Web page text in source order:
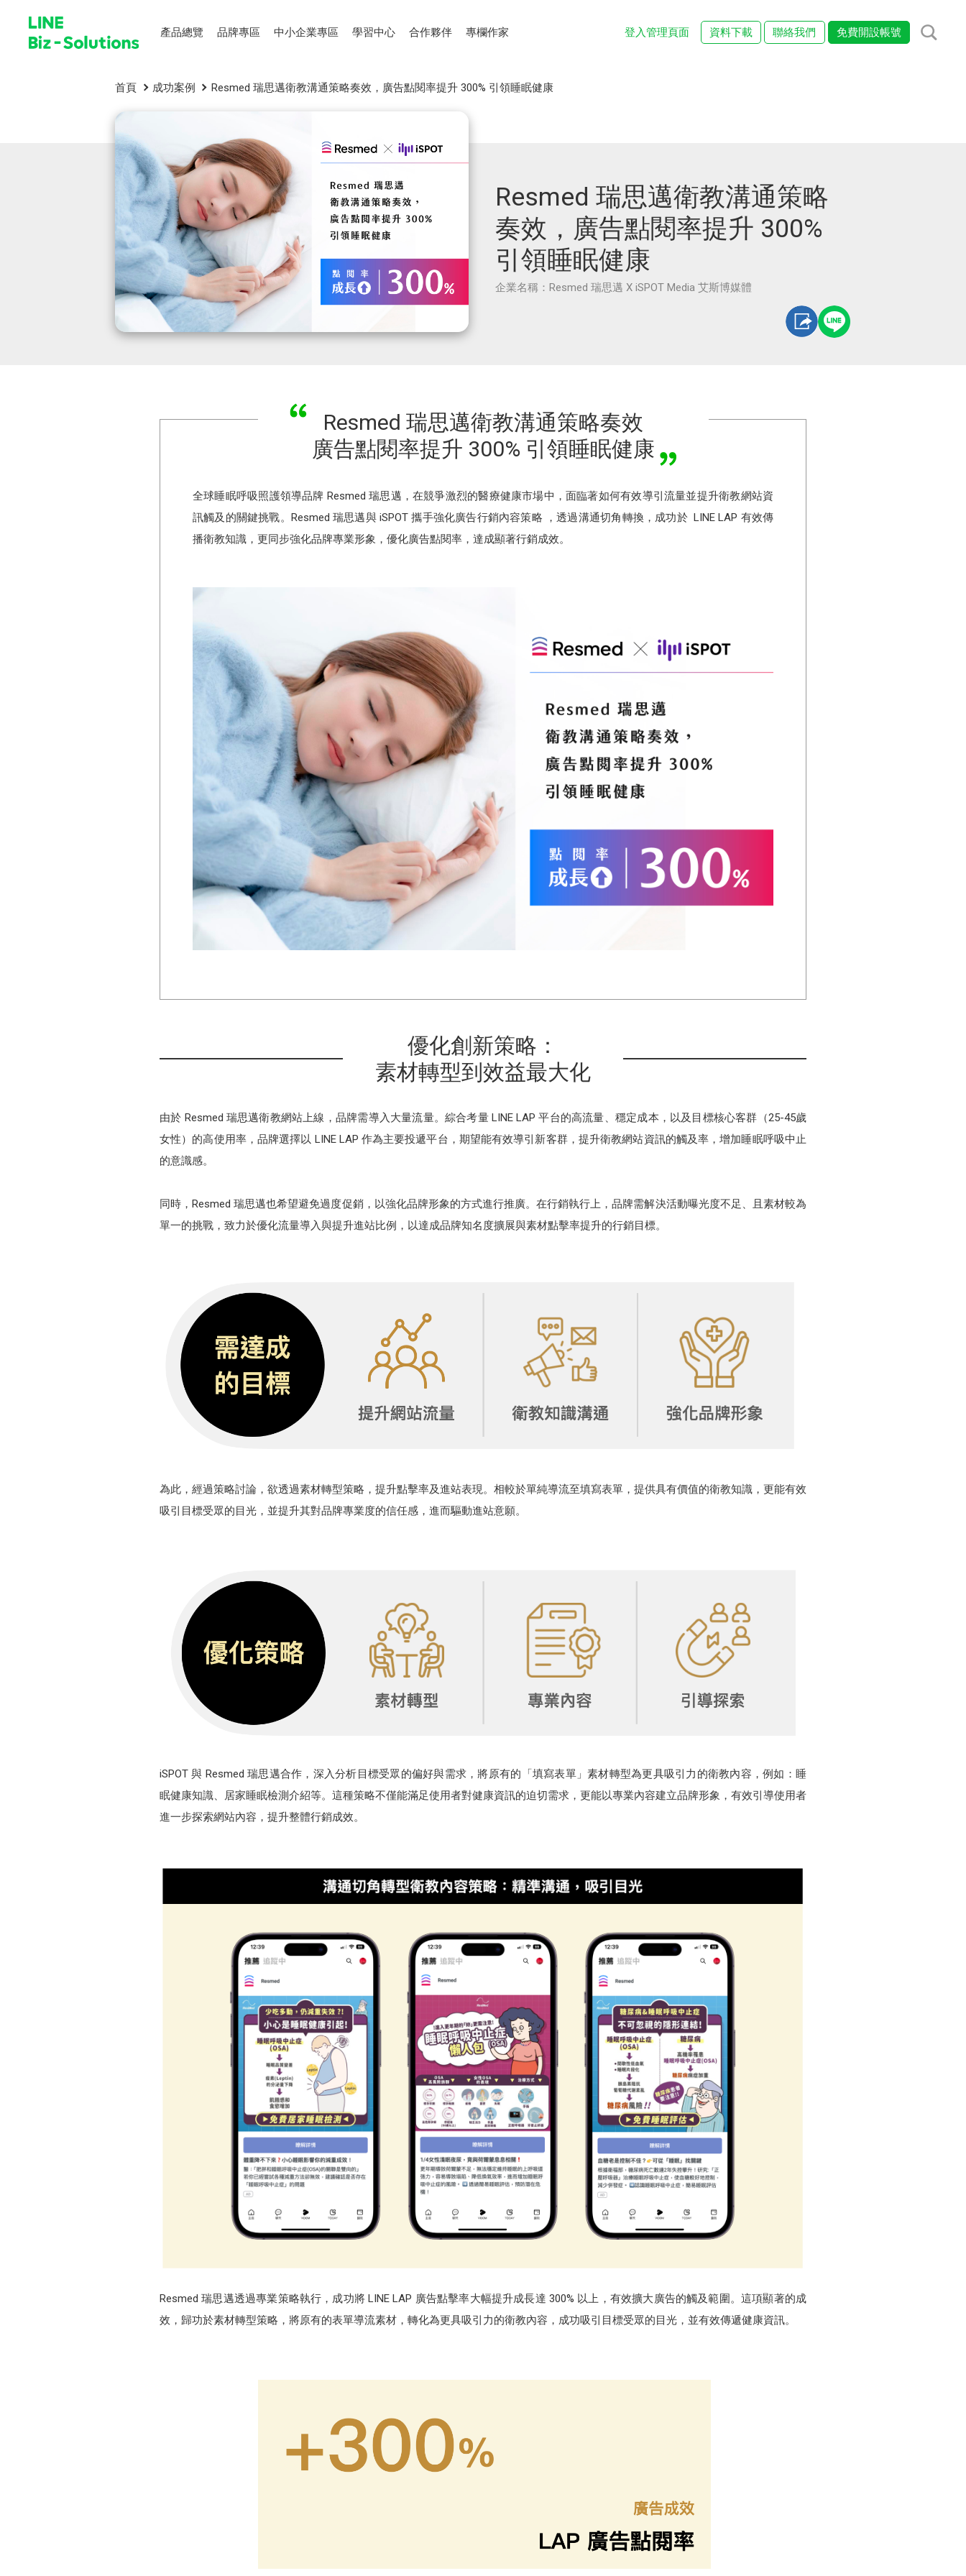
產品總覽 品牌專區 中小企業專區 學習中心 合作夥伴 專欄作家 登入管理頁面 資料下載 聯絡我們 免費開設帳號
首頁 成功案例 Resmed 瑞思邁衛教溝通策略奏效，廣告點閱率提升 300% 引領睡眠健康
Resmed 瑞思邁衛教溝通策略
奏效，廣告點閱率提升 300%
引領睡眠健康
企業名稱：Resmed 瑞思邁 X iSPOT Media 艾斯博媒體
Resmed 瑞思邁衛教溝通策略奏效
廣告點閱率提升 300% 引領睡眠健康
全球睡眠呼吸照護領導品牌 Resmed 瑞思邁，在競爭激烈的醫療健康市場中，面臨著如何有效導引流量並提升衛教網站資
訊觸及的關鍵挑戰。Resmed 瑞思邁與 iSPOT 攜手強化廣告行銷內容策略 ，透過溝通切角轉換，成功於 LINE LAP 有效傳
播衛教知識，更同步強化品牌專業形象，優化廣告點閱率，達成顯著行銷成效。
優化創新策略：
素材轉型到效益最大化
由於 Resmed 瑞思邁衛教網站上線，品牌需導入大量流量。綜合考量 LINE LAP 平台的高流量、穩定成本，以及目標核心客群（25-45歲
女性）的高使用率，品牌選擇以 LINE LAP 作為主要投遞平台，期望能有效導引新客群，提升衛教網站資訊的觸及率，增加睡眠呼吸中止
的意識感。
同時，Resmed 瑞思邁也希望避免過度促銷，以強化品牌形象的方式進行推廣。在行銷執行上，品牌需解決活動曝光度不足、且素材較為
單一的挑戰，致力於優化流量導入與提升進站比例，以達成品牌知名度擴展與素材點擊率提升的行銷目標。
為此，經過策略討論，欲透過素材轉型策略，提升點擊率及進站表現。相較於單純導流至填寫表單，提供具有價值的衛教知識，更能有效
吸引目標受眾的目光，並提升其對品牌專業度的信任感，進而驅動進站意願。
iSPOT 與 Resmed 瑞思邁合作，深入分析目標受眾的偏好與需求，將原有的「填寫表單」素材轉型為更具吸引力的衛教內容，例如：睡
眠健康知識、居家睡眠檢測介紹等。這種策略不僅能滿足使用者對健康資訊的迫切需求，更能以專業內容建立品牌形象，有效引導使用者
進一步探索網站內容，提升整體行銷成效。
Resmed 瑞思邁透過專業策略執行，成功將 LINE LAP 廣告點擊率大幅提升成長達 300% 以上，有效擴大廣告的觸及範圍。這項顯著的成
效，歸功於素材轉型策略，將原有的表單導流素材，轉化為更具吸引力的衛教內容，成功吸引目標受眾的目光，並有效傳遞健康資訊。